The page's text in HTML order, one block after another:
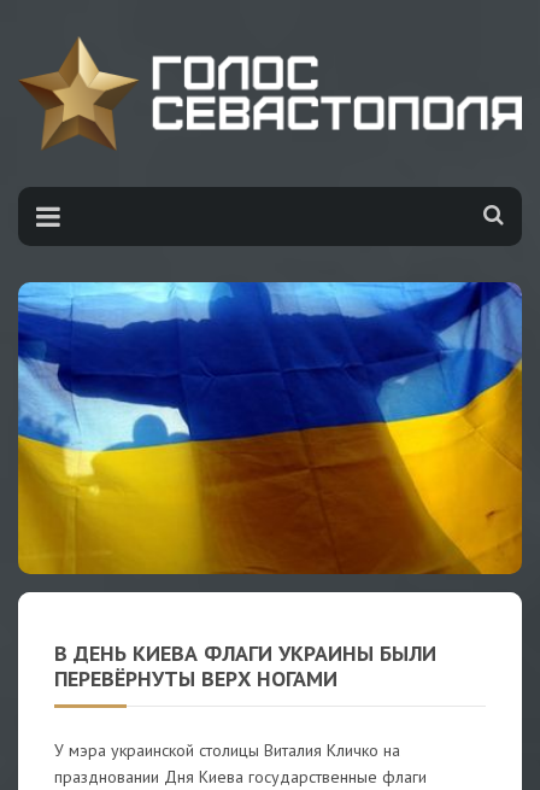
В ДЕНЬ КИЕВА ФЛАГИ УКРАИНЫ БЫЛИ
ПЕРЕВЁРНУТЫ ВЕРХ НОГАМИ
У мэра украинской столицы Виталия Кличко на
праздновании Дня Киева государственные флаги